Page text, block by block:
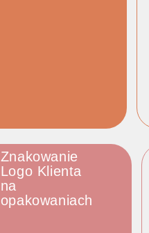
Znakowanie
Logo Klienta
na
opakowaniach